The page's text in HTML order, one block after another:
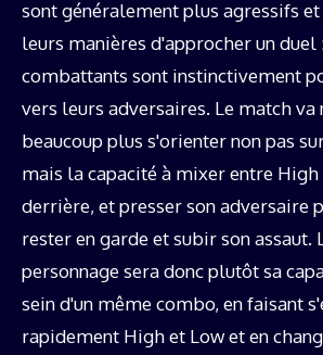
sont généralement plus agressifs
leurs manières d'approcher un duel
combattants sont instinctivement
vers leurs adversaires. Le match
beaucoup plus s'orienter non pas
mais la capacité à mixer entre High
derrière, et presser son adversaire
rester en garde et subir son assaut.
personnage sera donc plutôt sa
sein d'un même combo, en faisant
rapidement High et Low et en